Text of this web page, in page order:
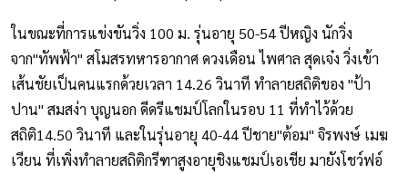
ในขณะที่การแข่งขันวิ่ง 100 ม. รุ่นอายุ 50-54 ปีหญิง นักวิ่ง
จาก"ทัพฟ้า" สโมสรทหารอากาศ ดวงเดือน ไพศาล สุดเจ๋ง วิ่งเข้า
เส้นชัยเป็นคนแรกด้วยเวลา 14.26 วินาที ทำลายสถิติของ "ป้า
ปาน" สมสง่า บุญนอก ดีดรีแชมป์โลกในรอบ 11 ที่ทำไว้ด้วย
สถิติ14.50 วินาที และในรุ่นอายุ 40-44 ปีชาย"ต้อม" จิรพงษ์ เมฆ
เวียน ที่เพิ่งทำลายสถิติกรีฑาสูงอายุชิงแชมป์เอเชีย มายังโชว์ฟอ์